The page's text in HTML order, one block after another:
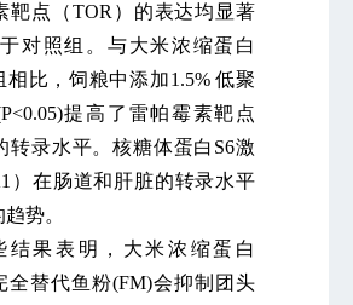
靶点（TOR）的表达均显著
于对照组。与大米浓缩蛋白
相比，饲粮中添加1.5% 低聚
提高了雷帕霉素靶点
转录水平。核糖体蛋白S6激
）在肠道和肝脏的转录水平
势。
表明，大米浓缩蛋白
全替代鱼粉(FM)会抑制团头